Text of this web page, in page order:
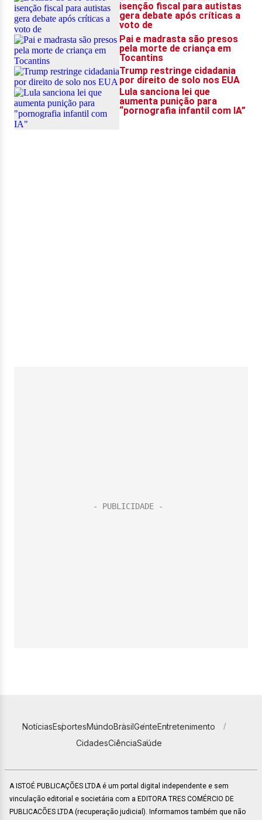
NotíciasEsportesMundoBrasilGenteEntretenimento
CidadesCiênciaSaúde
A ISTOÉ PUBLICAÇÕES LTDA é um portal digital independente e sem
vinculação editorial e societária com a EDITORA TRES COMÉRCIO DE
PUBLICACÕES LTDA (recuperação judicial). Informamos também que não